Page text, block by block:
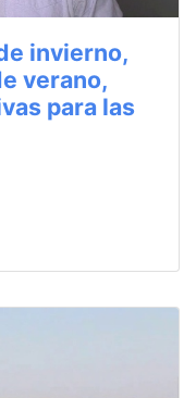
invierno,
verano,
para las